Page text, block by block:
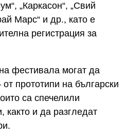
„Каркасон“, „Свий
Марс“ и др., като е
регистрация за
фестивала могат да
прототипи на български
са спечелили
както и да разгледат